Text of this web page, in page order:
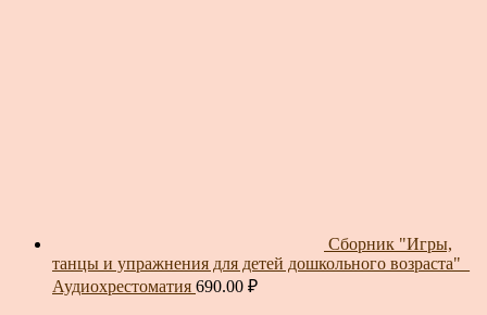
Сборник "Игры,
танцы и упражнения для детей дошкольного возраста"_
Аудиохрестоматия 690.00 ₽